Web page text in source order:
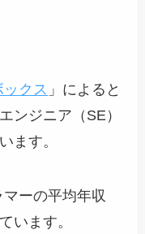
クス 」によると
ンジニア（SE）
ます。
ーの平均年収
います。